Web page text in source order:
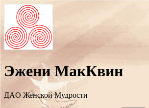
Эжени МакКвин
ДAO Женской Мудрости